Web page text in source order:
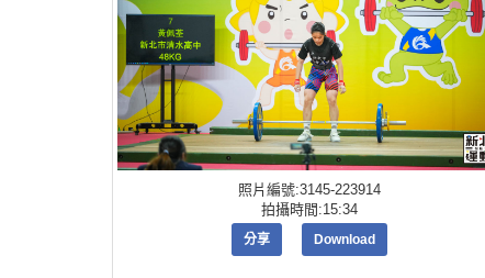
照片編號:3145-223914
拍攝時間:15:34
分享 Download